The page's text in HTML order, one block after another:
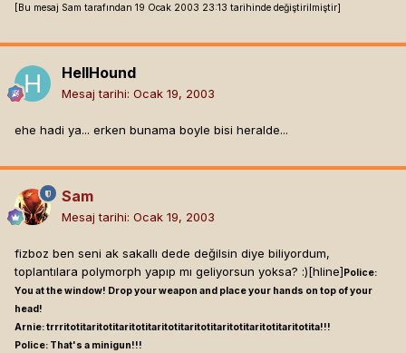
[Bu mesaj Sam tarafından 19 Ocak 2003 23:13 tarihinde değiştirilmiştir]
HellHound
Mesaj tarihi: Ocak 19, 2003
ehe hadi ya... erken bunama boyle bisi heralde...
Sam
Mesaj tarihi: Ocak 19, 2003
fizboz ben seni ak sakallı dede değilsin diye biliyordum,
toplantılara polymorph yapıp mı geliyorsun yoksa? :)[hline] Police:
You at the window! Drop your weapon and place your hands on top of your
head!
Arnie: trrritotitaritotitaritotitaritotitaritotitaritotitaritotitaritotita!!!
Police: That's a minigun!!!